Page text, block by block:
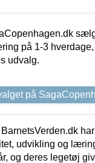
på 1-3
udvalg.
på
BarnetsVerden.dk
udvikling og
og deres legetøj